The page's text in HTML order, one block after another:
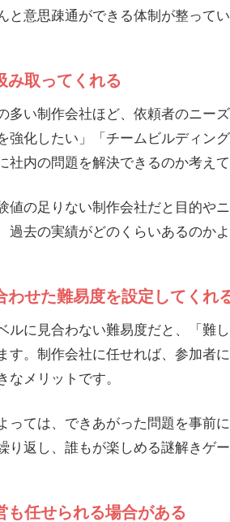
と意思疎通ができる体制が整って
み取ってくれる
多い制作会社ほど、依頼者のニー
強化したい」「チームビルディン
社内の問題を解決できるのか考え
値の足りない制作会社だと目的や
過去の実績がどのくらいあるのか
わせた難易度を設定してくれ
ルに見合わない難易度だと、「難
す。制作会社に任せれば、参加者
なメリットです。
っては、できあがった問題を事前
り返し、誰もが楽しめる謎解きゲ
も任せられる場合がある